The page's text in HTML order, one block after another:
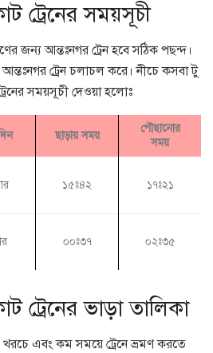
ট্রেনের সময়সূচী
জন্য আন্তঃনগর ট্রেন হবে সঠিক পছন্দ।
ট্রেন চলাচল করে। নীচে কসবা টু
সময়সূচী দেওয়া হলোঃ
ছাড়ায় সময়
পৌছানোর
সময়
১৫ঃ৪২ ১৭ঃ২১
০০ঃ৩৭ ০২ঃ৩৫
ট্রেনের ভাড়া তালিকা
এবং কম সময়ে ট্রেনে ভ্রমণ করতে